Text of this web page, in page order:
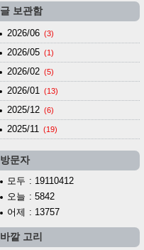
글 보관함
2026/06 (3)
2026/05 (1)
2026/02 (5)
2026/01 (13)
2025/12 (6)
2025/11 (19)
방문자
모두 : 19110412
오늘 : 5842
어제 : 13757
바깥 고리